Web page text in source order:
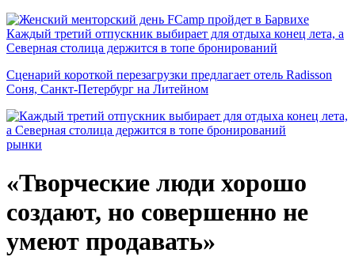
Каждый третий отпускник выбирает для отдыха конец лета, а
Северная столица держится в топе бронирований
Сценарий короткой перезагрузки предлагает отель Radisson
Соня, Санкт-Петербург на Литейном
рынки
«Творческие люди хорошо
создают, но совершенно не
умеют продавать»